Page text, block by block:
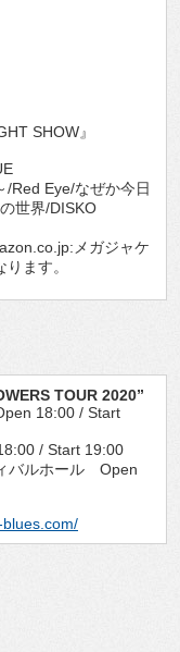
SHOW』
/Red Eye/なぜか今日
世界/DISKO
メガジャケ
ます。
TOUR 2020”
18:00 / Start
/ Start 19:00
バルホール Open
blues.com/